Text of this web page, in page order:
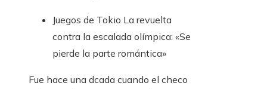
Juegos de Tokio La revuelta
contra la escalada olímpica: «Se
pierde la parte romántica»
Fue hace una dcada cuando el checo